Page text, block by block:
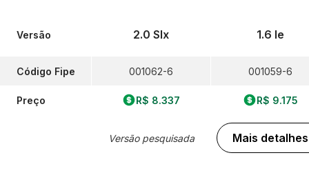
Versão
Código Fipe
Preço
2.0 Slx
001062-6
R$ 8.337
Versão pesquisada
1.6 Ie
001059-6
R$ 9.175
Mais detalhes